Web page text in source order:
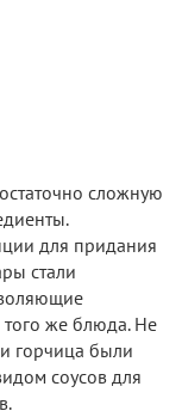
сложную
для придания
стали
того же блюда. Не
горчица были
соусов для